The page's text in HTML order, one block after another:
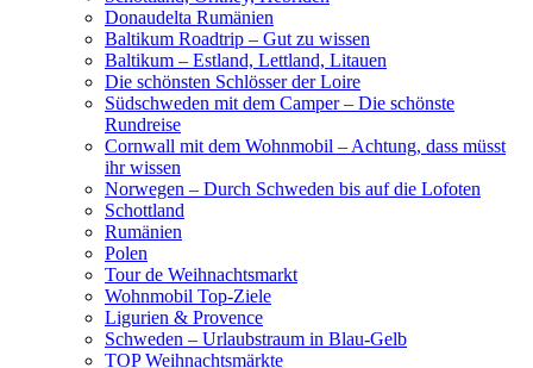
Donaudelta Rumänien
Baltikum Roadtrip – Gut zu wissen
Baltikum – Estland, Lettland, Litauen
Die schönsten Schlösser der Loire
Südschweden mit dem Camper – Die schönste
Rundreise
Cornwall mit dem Wohnmobil – Achtung, dass müsst
ihr wissen
Norwegen – Durch Schweden bis auf die Lofoten
Schottland
Rumänien
Polen
Tour de Weihnachtsmarkt
Wohnmobil Top-Ziele
Ligurien & Provence
Schweden – Urlaubstraum in Blau-Gelb
TOP Weihnachtsmärkte